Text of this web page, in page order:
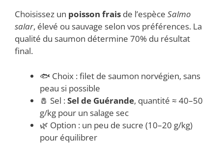
Choisissez un poisson frais de l’espèce Salmo
salar, élevé ou sauvage selon vos préférences. La
qualité du saumon détermine 70% du résultat
final.
🐟 Choix : filet de saumon norvégien, sans
peau si possible
🧂 Sel :Sel de Guérande, quantité ≈ 40–50
g/kg pour un salage sec
🌿 Option : un peu de sucre (10–20 g/kg)
pour équilibrer